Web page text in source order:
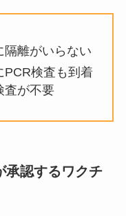
隔離がいらない
PCR検査も到着
査が不要
承認するワクチ